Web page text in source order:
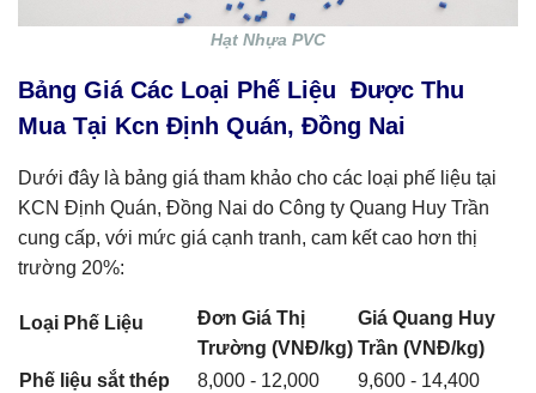
Hạt Nhựa PVC
Bảng Giá Các Loại Phế Liệu Được Thu
Mua Tại Kcn Định Quán, Đồng Nai
Dưới đây là bảng giá tham khảo cho các loại phế liệu tại
KCN Định Quán, Đồng Nai do Công ty Quang Huy Trần
cung cấp, với mức giá cạnh tranh, cam kết cao hơn thị
trường 20%:
Loại Phế Liệu
Đơn Giá Thị
Trường (VNĐ/kg)
Giá Quang Huy
Trần (VNĐ/kg)
Phế liệu sắt thép
8,000 - 12,000
9,600 - 14,400